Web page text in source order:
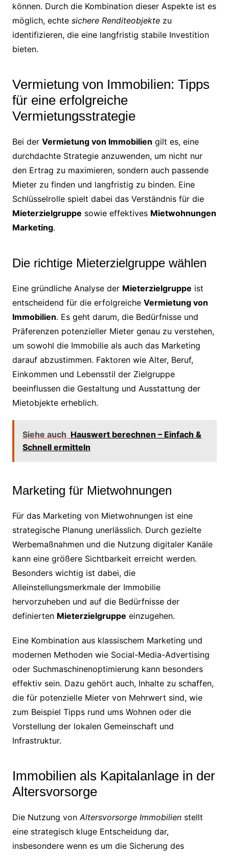
können. Durch die Kombination dieser Aspekte ist es
möglich, echte sichere Renditeobjektezu
identifizieren, die eine langfristig stabile Investition
bieten.
Vermietung von Immobilien: Tipps
für eine erfolgreiche
Vermietungsstrategie
Bei der Vermietung von Immobilien gilt es, eine
durchdachte Strategie anzuwenden, um nicht nur
den Ertrag zu maximieren, sondern auch passende
Mieter zu finden und langfristig zu binden. Eine
Schlüsselrolle spielt dabei das Verständnis für die
Mieterzielgruppe sowie effektives Mietwohnungen
Marketing.
Die richtige Mieterzielgruppe wählen
Eine gründliche Analyse der Mieterzielgruppe ist
entscheidend für die erfolgreiche Vermietung von
Immobilien. Es geht darum, die Bedürfnisse und
Präferenzen potenzieller Mieter genau zu verstehen,
um sowohl die Immobilie als auch das Marketing
darauf abzustimmen. Faktoren wie Alter, Beruf,
Einkommen und Lebensstil der Zielgruppe
beeinflussen die Gestaltung und Ausstattung der
Mietobjekte erheblich.
Siehe auch Hauswert berechnen – Einfach &
Schnell ermitteln
Marketing für Mietwohnungen
Für das Marketing von Mietwohnungen ist eine
strategische Planung unerlässlich. Durch gezielte
Werbemaßnahmen und die Nutzung digitaler Kanäle
kann eine größere Sichtbarkeit erreicht werden.
Besonders wichtig ist dabei, die
Alleinstellungsmerkmale der Immobilie
hervorzuheben und auf die Bedürfnisse der
definierten Mieterzielgruppe einzugehen.
Eine Kombination aus klassischem Marketing und
modernen Methoden wie Social-Media-Advertising
oder Suchmaschinenoptimierung kann besonders
effektiv sein. Dazu gehört auch, Inhalte zu schaffen,
die für potenzielle Mieter von Mehrwert sind, wie
zum Beispiel Tipps rund ums Wohnen oder die
Vorstellung der lokalen Gemeinschaft und
Infrastruktur.
Immobilien als Kapitalanlage in der
Altersvorsorge
Die Nutzung von Altersvorsorge Immobilienstellt
eine strategisch kluge Entscheidung dar,
insbesondere wenn es um die Sicherung des